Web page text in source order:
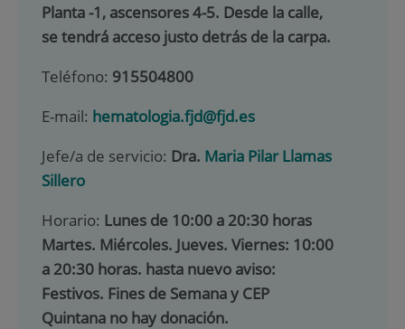
Planta -1, ascensores 4-5. Desde la calle,
se tendrá acceso justo detrás de la carpa.
Teléfono: 915504800
E-mail: hematologia.fjd@fjd.es
Jefe/a de servicio: Dra. Maria Pilar Llamas
Sillero
Horario: Lunes de 10:00 a 20:30 horas
Martes. Miércoles. Jueves. Viernes: 10:00
a 20:30 horas. hasta nuevo aviso:
Festivos. Fines de Semana y CEP
Quintana no hay donación.